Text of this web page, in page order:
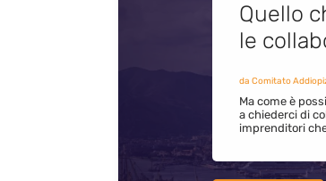
Quello
le
da Comitato
Ma come è
a chiederci di
imprenditori